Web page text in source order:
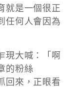
就是一個很正
任何人會因為
現大喊：「啊
的粉絲
回來，正眼看